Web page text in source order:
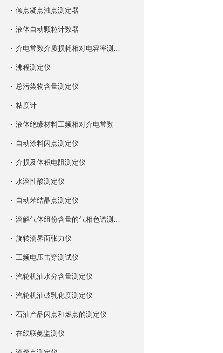
倾点凝点浊点测定器
液体自动颗粒计数器
沸程测定仪
总污染物含量测定仪
粘度计
液体绝缘材料工频相对介电常数
自动涂料闪点测定仪
介损及体积电阻测定仪
水溶性酸测定仪
自动苯结晶点测定仪
旋转滴界面张力仪
工频电压击穿测试仪
汽轮机油水分含量测定仪
汽轮机油破乳化度测定仪
石油产品闪点和燃点的测定仪
在线联氨监测仪